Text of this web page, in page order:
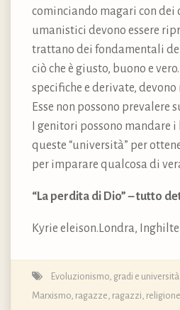
cominciando magari con dei
umanistici devono essere
trattano dei fondamentali
ciò che è giusto, buono e
specifiche e derivate,
Esse non possono
I genitori possono mandare
queste “università” per
per imparare qualcosa di
“La perdita di Dio” – tutto
Kyrie eleison.Londra,
Evoluzionismo, gradi e università
Marxismo, ragazze, ragazzi, religione